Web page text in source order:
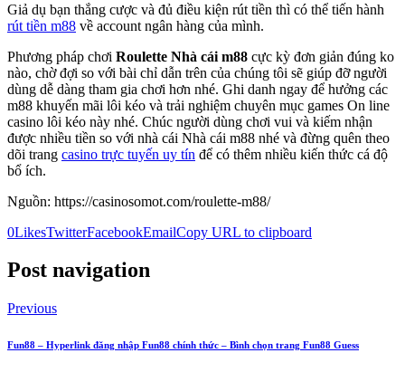
Giả dụ bạn thắng cược và đủ điều kiện rút tiền thì có thể tiến hành
rút tiền m88 về account ngân hàng của mình.
Phương pháp chơi Roulette Nhà cái m88 cực kỳ đơn giản đúng ko
nào, chờ đợi so với bài chỉ dẫn trên của chúng tôi sẽ giúp đỡ người
dùng dễ dàng tham gia chơi hơn nhé. Ghi danh ngay để hưởng các
m88 khuyến mãi lôi kéo và trải nghiệm chuyên mục games On line
casino lôi kéo này nhé. Chúc người dùng chơi vui và kiếm nhận
được nhiều tiền so với nhà cái Nhà cái m88 nhé và đừng quên theo
dõi trang casino trực tuyến uy tín để có thêm nhiều kiến thức cá độ
bổ ích.
Nguồn: https://casinosomot.com/roulette-m88/
0LikesTwitterFacebookEmailCopy URL to clipboard
Post navigation
Previous
Fun88 – Hyperlink đăng nhập Fun88 chính thức – Bình chọn trang Fun88 Guess